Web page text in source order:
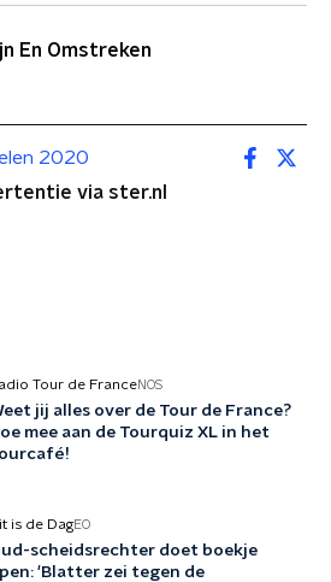
En Omstreken
2020
via ster.nl
Tour de FranceNOS
jij alles over de Tour de France?
mee aan de Tourquiz XL in het
is de DagEO
scheidsrechter doet boekje
'Blatter zei tegen de